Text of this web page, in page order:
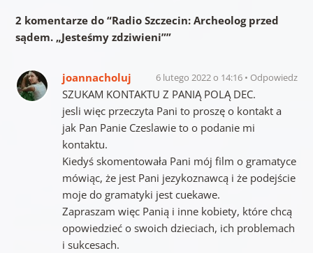
2 komentarze do “Radio Szczecin: Archeolog przed
sądem. „Jesteśmy zdziwieni””
joannacholuj 6 lutego 2022 o 14:16 Odpowiedz
SZUKAM KONTAKTU Z PANIĄ POLĄ DEC.
jesli więc przeczyta Pani to proszę o kontakt a
jak Pan Panie Czeslawie to o podanie mi
kontaktu.
Kiedyś skomentowała Pani mój film o gramatyce
mówiąc, że jest Pani jezykoznawcą i że podejście
moje do gramatyki jest cuekawe.
Zapraszam więc Panią i inne kobiety, które chcą
opowiedzieć o swoich dzieciach, ich problemach
i sukcesach.